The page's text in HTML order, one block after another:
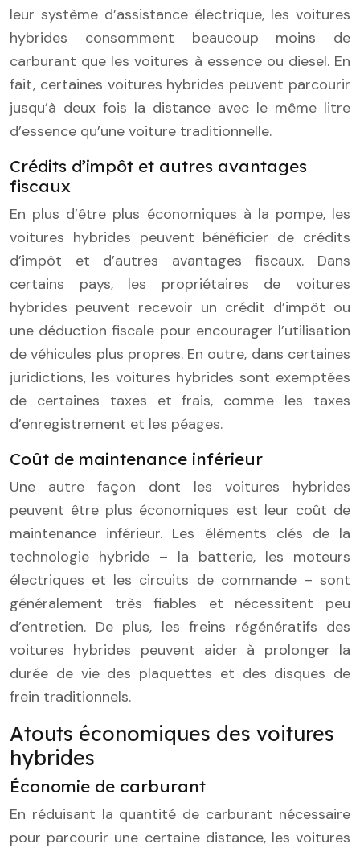
leur système d’assistance électrique, les voitures
hybrides consomment beaucoup moins de
carburant que les voitures à essence ou diesel. En
fait, certaines voitures hybrides peuvent parcourir
jusqu’à deux fois la distance avec le même litre
d’essence qu’une voiture traditionnelle.
Crédits d’impôt et autres avantages
fiscaux
En plus d’être plus économiques à la pompe, les
voitures hybrides peuvent bénéficier de crédits
d’impôt et d’autres avantages fiscaux. Dans
certains pays, les propriétaires de voitures
hybrides peuvent recevoir un crédit d’impôt ou
une déduction fiscale pour encourager l’utilisation
de véhicules plus propres. En outre, dans certaines
juridictions, les voitures hybrides sont exemptées
de certaines taxes et frais, comme les taxes
d’enregistrement et les péages.
Coût de maintenance inférieur
Une autre façon dont les voitures hybrides
peuvent être plus économiques est leur coût de
maintenance inférieur. Les éléments clés de la
technologie hybride – la batterie, les moteurs
électriques et les circuits de commande – sont
généralement très fiables et nécessitent peu
d’entretien. De plus, les freins régénératifs des
voitures hybrides peuvent aider à prolonger la
durée de vie des plaquettes et des disques de
frein traditionnels.
Atouts économiques des voitures
hybrides
Économie de carburant
En réduisant la quantité de carburant nécessaire
pour parcourir une certaine distance, les voitures